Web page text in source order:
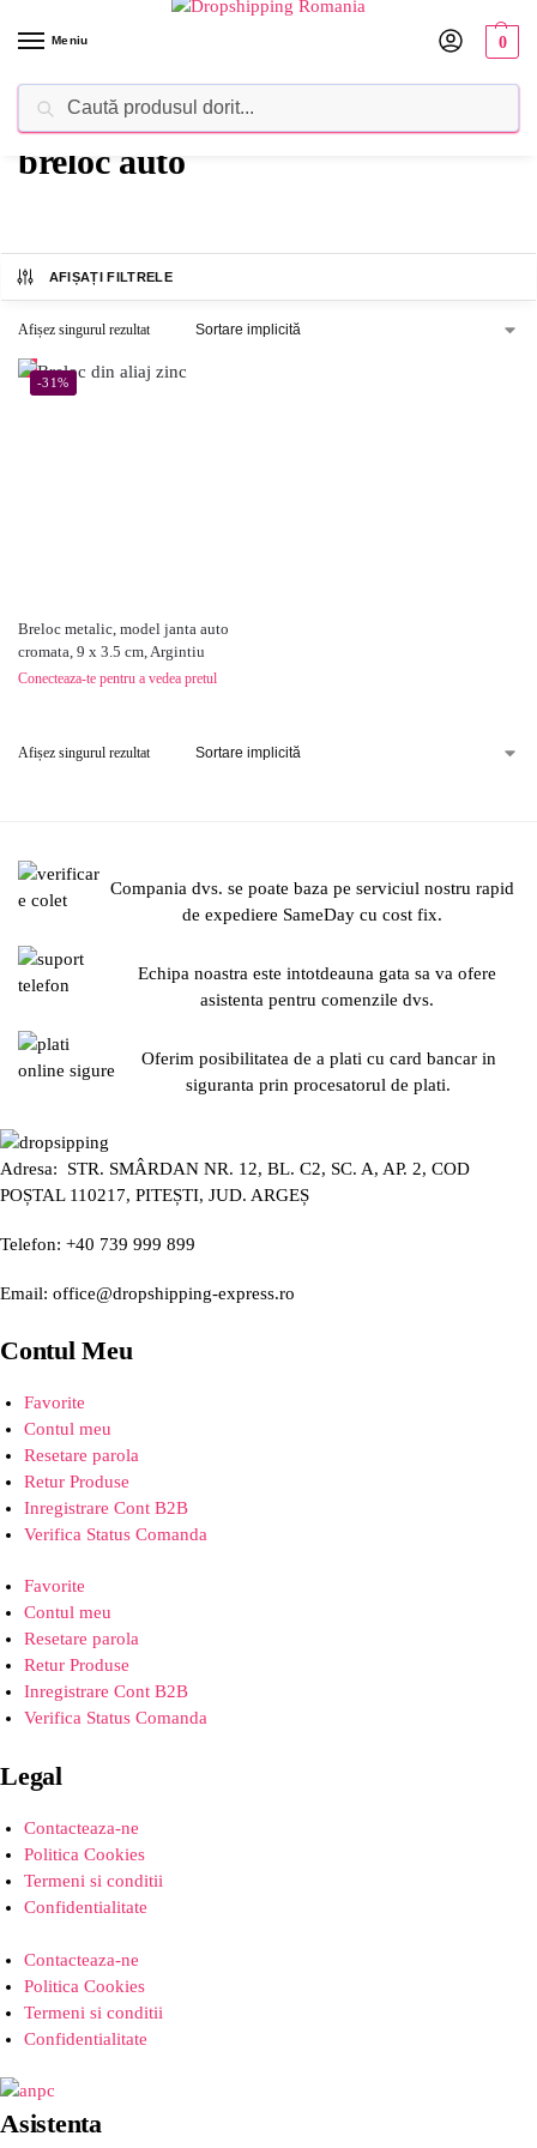
Meniu 0
Dropshipping Romania⚡ Furnizorul tău de produse
breloc auto
AFIȘAȚI FILTRELE
Afișez singurul rezultat
-31%
Breloc metalic, model janta auto
cromata, 9 x 3.5 cm, Argintiu
Conecteaza-te pentru a vedea pretul
Afișez singurul rezultat
Compania dvs. se poate baza pe serviciul nostru rapid
de expediere SameDay cu cost fix.
Echipa noastra este intotdeauna gata sa va ofere
asistenta pentru comenzile dvs.
Oferim posibilitatea de a plati cu card bancar in
siguranta prin procesatorul de plati.
Adresa: STR. SMÂRDAN NR. 12, BL. C2, SC. A, AP. 2, COD
POȘTAL 110217, PITEȘTI, JUD. ARGEȘ
Telefon: +40 739 999 899
Email: office@dropshipping-express.ro
Contul Meu
Favorite
Contul meu
Resetare parola
Retur Produse
Inregistrare Cont B2B
Verifica Status Comanda
Favorite
Contul meu
Resetare parola
Retur Produse
Inregistrare Cont B2B
Verifica Status Comanda
Legal
Contacteaza-ne
Politica Cookies
Termeni si conditii
Confidentialitate
Contacteaza-ne
Politica Cookies
Termeni si conditii
Confidentialitate
Asistenta